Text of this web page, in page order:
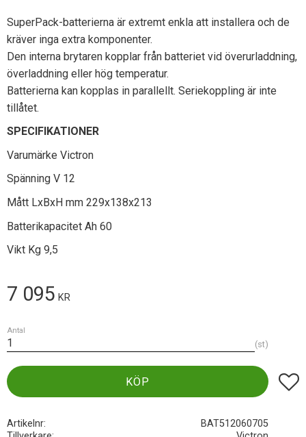
SuperPack-batterierna är extremt enkla att installera och de
kräver inga extra komponenter.
Den interna brytaren kopplar från batteriet vid överurladdning,
överladdning eller hög temperatur.
Batterierna kan kopplas in parallellt. Seriekoppling är inte
tillåtet.
SPECIFIKATIONER
Varumärke Victron
Spänning V 12
Mått LxBxH mm 229x138x213
Batterikapacitet Ah 60
Vikt Kg 9,5
7 095 KR
Antal
st
KÖP Lägg
Artikelnr
BAT512060705